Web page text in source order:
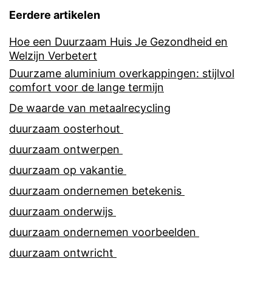
Eerdere artikelen
Hoe een Duurzaam Huis Je Gezondheid en
Welzijn Verbetert
Duurzame aluminium overkappingen: stijlvol
comfort voor de lange termijn
De waarde van metaalrecycling
duurzaam oosterhout
duurzaam ontwerpen
duurzaam op vakantie
duurzaam ondernemen betekenis
duurzaam onderwijs
duurzaam ondernemen voorbeelden
duurzaam ontwricht